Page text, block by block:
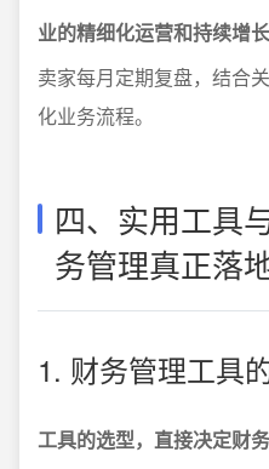
业的精细化运营和持续增
卖家每月定期复盘，结合
化业务流程。
四、实用工具
务管理真正落
1. 财务管理工具
工具的选型，直接决定财